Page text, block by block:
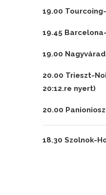
19.00
19.45
19.00
20.00 Trieszt-
20:12.re nyert)
20.00
18.30 Szolnok-